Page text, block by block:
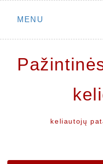
Skip
MENU
keliautojų